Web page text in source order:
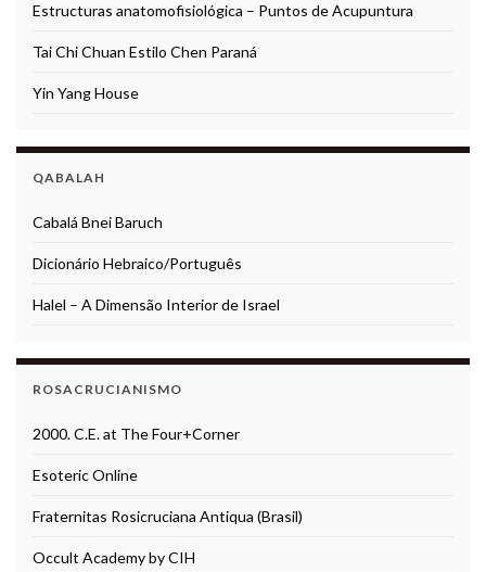
Estructuras anatomofisiológica – Puntos de Acupuntura
Tai Chi Chuan Estilo Chen Paraná
Yin Yang House
QABALAH
Cabalá Bnei Baruch
Dicionário Hebraico/Português
Halel – A Dimensão Interior de Israel
ROSACRUCIANISMO
2000. C.E. at The Four+Corner
Esoteric Online
Fraternitas Rosicruciana Antiqua (Brasil)
Occult Academy by CIH